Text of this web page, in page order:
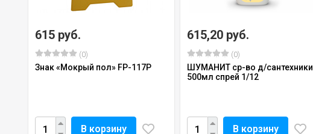
615 руб.
(0)
Знак «Мокрый пол» FP-117P
В корзину
615,20 руб.
(0)
ШУМАНИТ ср-во д/сантехники
500мл спрей 1/12
В корзину